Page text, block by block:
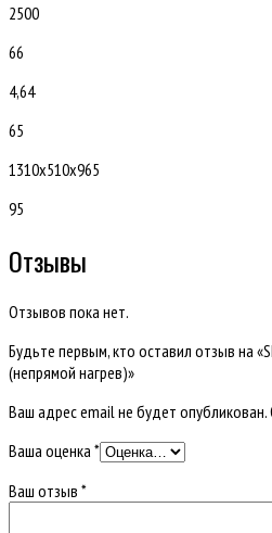
2500
66
4,64
65
1310х510х965
95
Отзывы
Отзывов пока нет.
Будьте первым, кто оставил отзыв на
(непрямой нагрев)»
Ваш адрес email не будет опубликован.
Ваша оценка *
Ваш отзыв *